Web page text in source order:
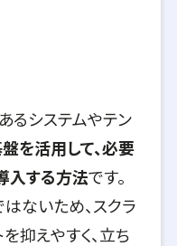
るシステムやテン
を活用して、必要
入する方法です。
ないため、スクラ
抑えやすく、立ち